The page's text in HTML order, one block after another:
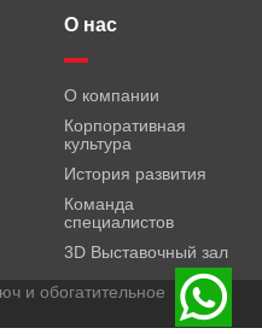
О нас
О компании
Корпоративная
культура
История развития
Команда
специалистов
3D Выставочный зал
и обогатительное